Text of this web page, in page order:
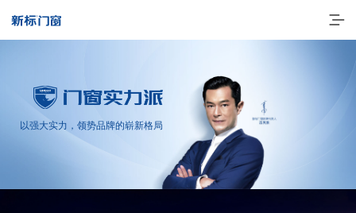
以强大实力，领势品牌的崭新格局